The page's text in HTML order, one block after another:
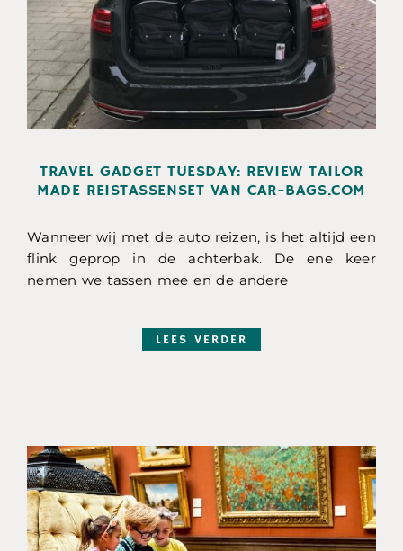
TRAVEL GADGET TUESDAY: REVIEW TAILOR
MADE REISTASSENSET VAN CAR-BAGS.COM
Wanneer wij met de auto reizen, is het altijd een
flink geprop in de achterbak. De ene keer
nemen we tassen mee en de andere
LEES VERDER